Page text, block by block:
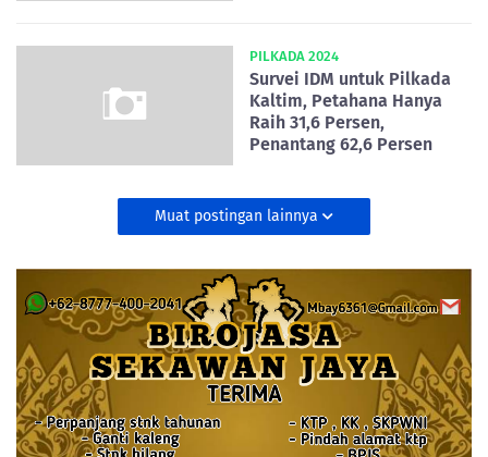
PILKADA 2024
Survei IDM untuk Pilkada
Kaltim, Petahana Hanya
Raih 31,6 Persen,
Penantang 62,6 Persen
Muat postingan lainnya